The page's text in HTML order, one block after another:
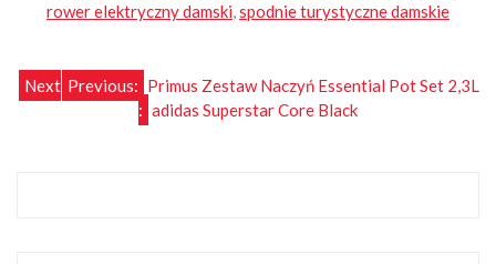
rower elektryczny damski,spodnie turystyczne damskie
Nawigacja
Previous: Primus Zestaw Naczyń Essential Pot Set 2,3L
Next
: adidas Superstar Core Black